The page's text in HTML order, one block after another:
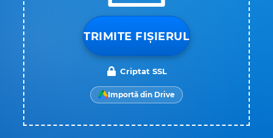
TRIMITE FIȘIERUL
Criptat SSL
Importă din Drive